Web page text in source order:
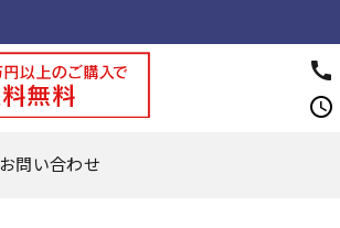
call
schedule
お問い合わせ